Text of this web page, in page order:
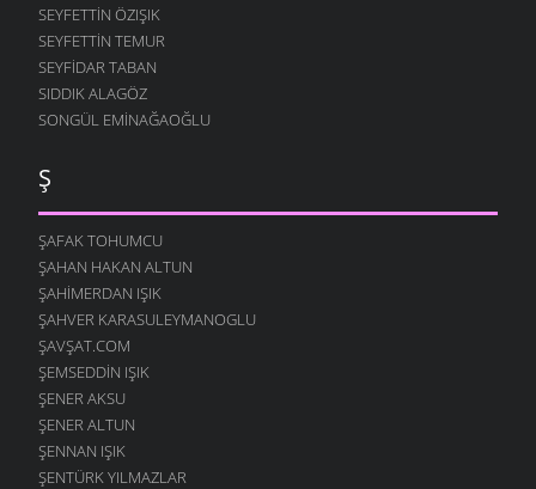
SEYFETTIN ÖZIŞIK
SEYFETTIN TEMUR
SEYFIDAR TABAN
SIDDIK ALAGÖZ
SONGÜL EMINAĞAOĞLU
Ş
ŞAFAK TOHUMCU
ŞAHAN HAKAN ALTUN
ŞAHIMERDAN IŞIK
ŞAHVER KARASULEYMANOGLU
ŞAVŞAT.COM
ŞEMSEDDIN IŞIK
ŞENER AKSU
ŞENER ALTUN
ŞENNAN IŞIK
ŞENTÜRK YILMAZLAR